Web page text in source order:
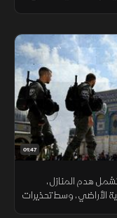
01:47
هدم المنازل،
الأراضي، وسط تحذيرات